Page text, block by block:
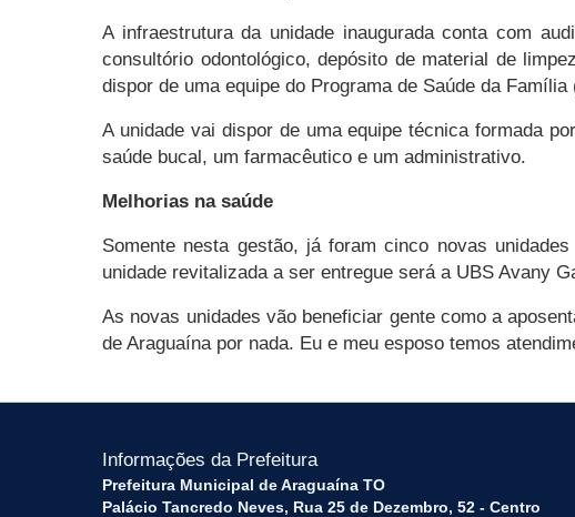
A infraestrutura da unidade inaugurada conta com
consultório odontológico, depósito de material de
dispor de uma equipe do Programa de Saúde da Família
A unidade vai dispor de uma equipe técnica formada
saúde bucal, um farmacêutico e um administrativo.
Melhorias na saúde
Somente nesta gestão, já foram cinco novas
unidade revitalizada a ser entregue será a UBS Avany
As novas unidades vão beneficiar gente como a
de Araguaína por nada. Eu e meu esposo temos
Informações da Prefeitura
Prefeitura Municipal de Araguaína TO
Palácio Tancredo Neves, Rua 25 de Dezembro, 52 - Centro